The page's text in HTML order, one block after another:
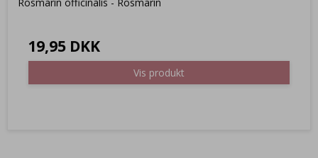
19,95 DKK
Vis produkt